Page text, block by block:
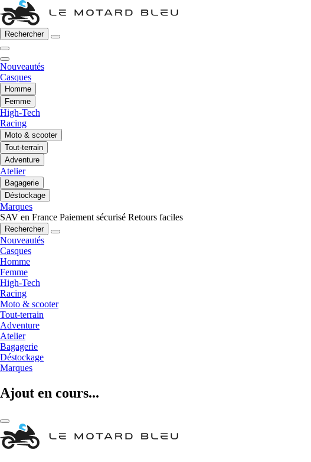
Rechercher
Nouveautés
Casques
Homme
Femme
High-Tech
Racing
Moto & scooter
Tout-terrain
Adventure
Atelier
Bagagerie
Déstockage
Marques
SAV en France Paiement sécurisé Retours faciles
Rechercher
Nouveautés
Casques
Homme
Femme
High-Tech
Racing
Moto & scooter
Tout-terrain
Adventure
Atelier
Bagagerie
Déstockage
Marques
Ajout en cours...